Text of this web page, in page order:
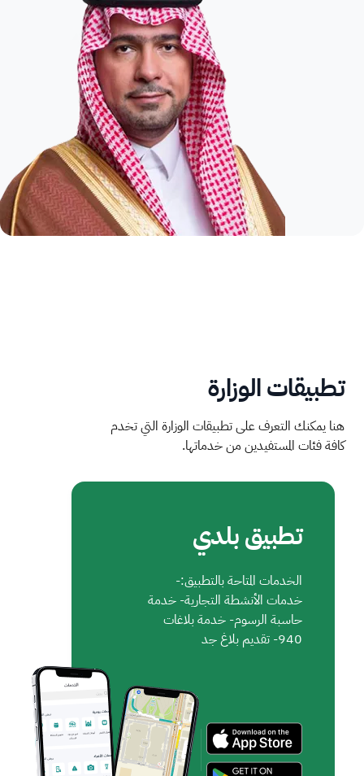
تطبيقات الوزارة
هنا يمكنك التعرف على تطبيقات الوزارة التي تخدم
كافة فئات المستفيدين من خدماتها.
تطبيق بلدي
الخدمات المتاحة بالتطبيق:-
خدمات الأنشطة التجارية- خدمة
حاسبة الرسوم- خدمة بلاغات
940- تقديم بلاغ جد